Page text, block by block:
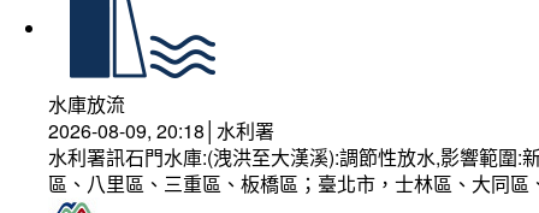
水庫放流
2026-08-09, 20:18│水利署
水利署訊石門水庫:(洩洪至大漢溪):調節性放水,影響範圍
區、八里區、三重區、板橋區；臺北市，士林區、大同